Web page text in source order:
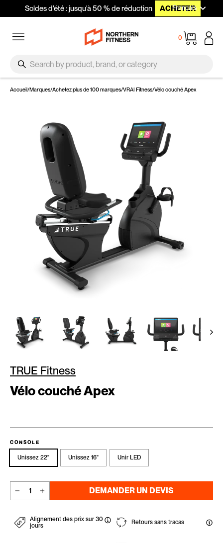
Passer au contenuSoldes d'été : jusqu'à 50 % de réduction ACHETER
Langue
Français
0
Panier
Recherche
Accueil/Marques/Achetez plus de 100 marques/VRAI Fitness/Vélo couché Apex
TRUE Fitness
Vélo couché Apex
CONSOLE
Unissez 22" Unissez 16" Unir LED
DEMANDER UN DEVIS
Alignement des prix sur 30
jours
Retours sans tracas